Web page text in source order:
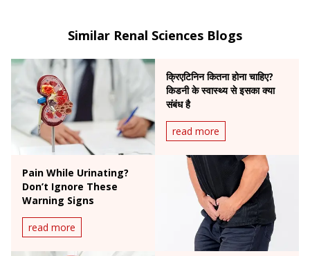
Similar Renal Sciences Blogs
क्रिएटिनिन कितना होना चाहिए?
किडनी के स्वास्थ्य से इसका क्या
संबंध है
read more
Pain While Urinating?
Don’t Ignore These
Warning Signs
read more